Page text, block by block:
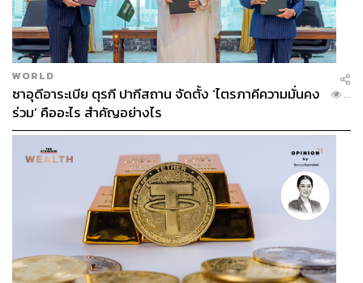
WORLD
ซาอุดีอาระเบีย ตุรกี ปากีสถาน จัดตั้ง ‘ไตรภาคีความมั่นคง
ร่วม’ คืออะไร สำคัญอย่างไร
...